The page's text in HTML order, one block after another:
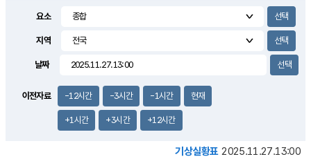
1.8m/s
요소
지역
날짜
이전자료 -12시간 -3시간 -1시간 현재
+1시간 +3시간 +12시간
기상실황표 2025.11.27.13:00